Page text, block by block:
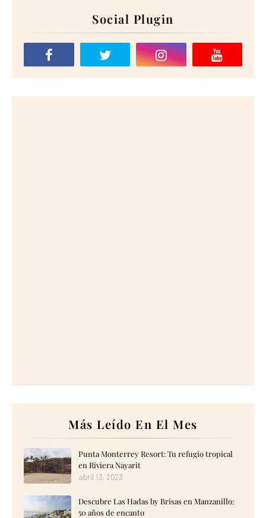
Social Plugin
Más Leído En El Mes
Punta Monterrey Resort: Tu refugio tropical
en Riviera Nayarit
abril 13, 2023
Descubre Las Hadas by Brisas en Manzanillo:
50 años de encanto